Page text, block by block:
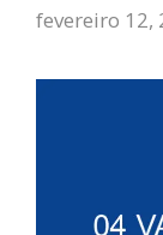
fevereiro 12,